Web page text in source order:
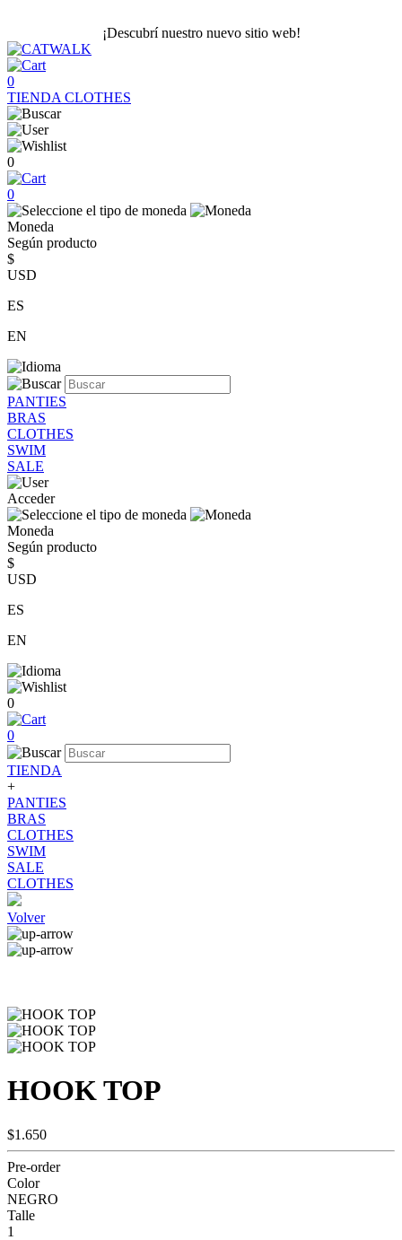
¡Descubrí nuestro nuevo sitio web!
0
TIENDA CLOTHES
0
0
Moneda
Según producto
$
USD
ES
EN
PANTIES
BRAS
CLOTHES
SWIM
SALE
Acceder
Moneda
Según producto
$
USD
ES
EN
0
0
TIENDA
+
PANTIES
BRAS
CLOTHES
SWIM
SALE
CLOTHES
Volver
HOOK TOP
$1.650
Pre-order
Color
NEGRO
Talle
1